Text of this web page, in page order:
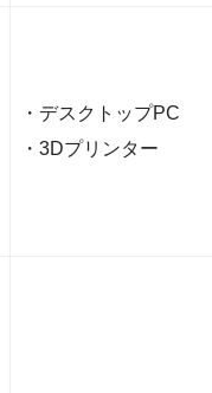
・デスクトップPC
・3Dプリンター